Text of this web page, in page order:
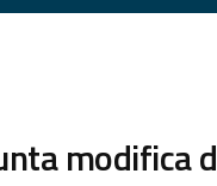
modifica